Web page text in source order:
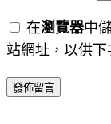
在瀏覽器中
站網址，以供下